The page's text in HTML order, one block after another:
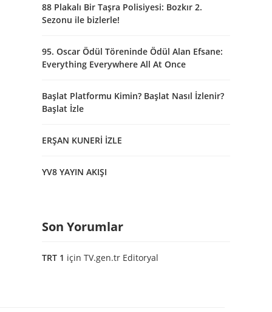
88 Plakalı Bir Taşra Polisiyesi: Bozkır 2.
Sezonu ile bizlerle!
95. Oscar Ödül Töreninde Ödül Alan Efsane:
Everything Everywhere All At Once
Başlat Platformu Kimin? Başlat Nasıl İzlenir?
Başlat İzle
ERŞAN KUNERİ İZLE
YV8 YAYIN AKIŞI
Son Yorumlar
TRT 1 için TV.gen.tr Editoryal